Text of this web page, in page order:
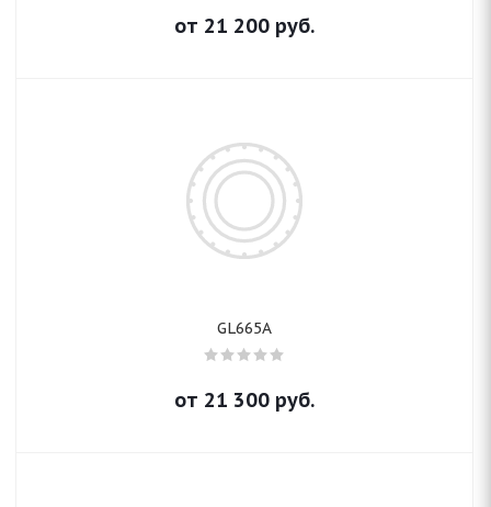
от 21 200 руб.
GL665A
от 21 300 руб.